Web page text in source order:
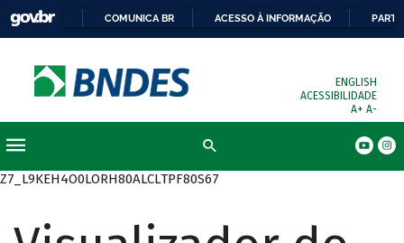
COMUNICA BR ACESSO À INFORMAÇÃO
ENGLISH
ACESSIBILIDADE
A+ A-
Z7_L9KEH4O0LORH80ALCLTPF80S67